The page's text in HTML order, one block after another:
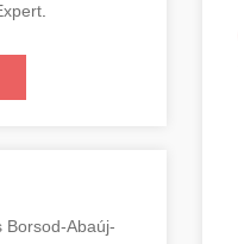
.
Borsod-Abaúj-